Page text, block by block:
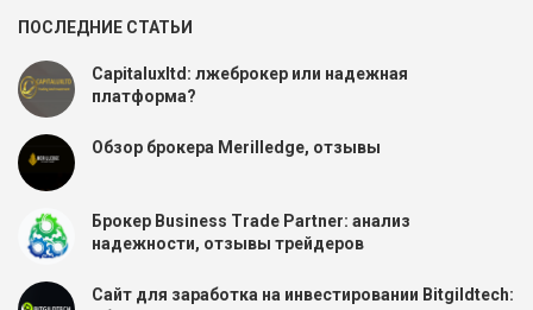
ПОСЛЕДНИЕ СТАТЬИ
Capitaluxltd: лжеброкер или надежная
платформа?
Обзор брокера Merilledge, отзывы
Брокер Business Trade Partner: анализ
надежности, отзывы трейдеров
Сайт для заработка на инвестировании Bitgildtech: